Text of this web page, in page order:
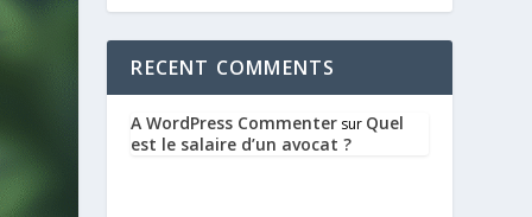
RECENT COMMENTS
A WordPress Commenter sur Quel
est le salaire d’un avocat ?